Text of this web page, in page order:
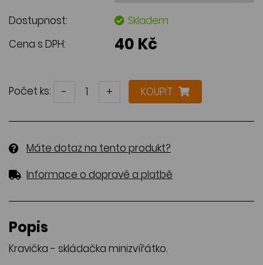
Dostupnost:
Skladem
Cena s DPH:
40 Kč
Počet ks: - + KOUPIT
Máte dotaz na tento produkt?
Informace o dopravě a platbě
Popis
Kravička - skládačka minizvířátko.